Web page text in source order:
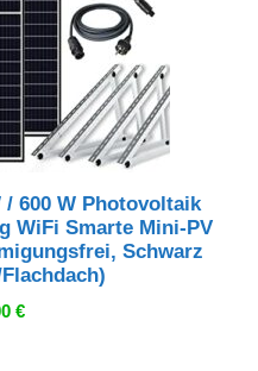
600 W Photovoltaik
WiFi Smarte Mini-PV
Schwarz
€